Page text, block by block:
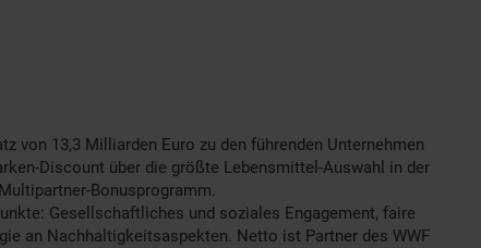
von 13,3 Milliarden Euro zu den führenden Unternehmen
Discount über die größte Lebensmittel-Auswahl in der
Bonusprogramm.
Gesellschaftliches und soziales Engagement, faire
an Nachhaltigkeitsaspekten. Netto ist Partner des WWF